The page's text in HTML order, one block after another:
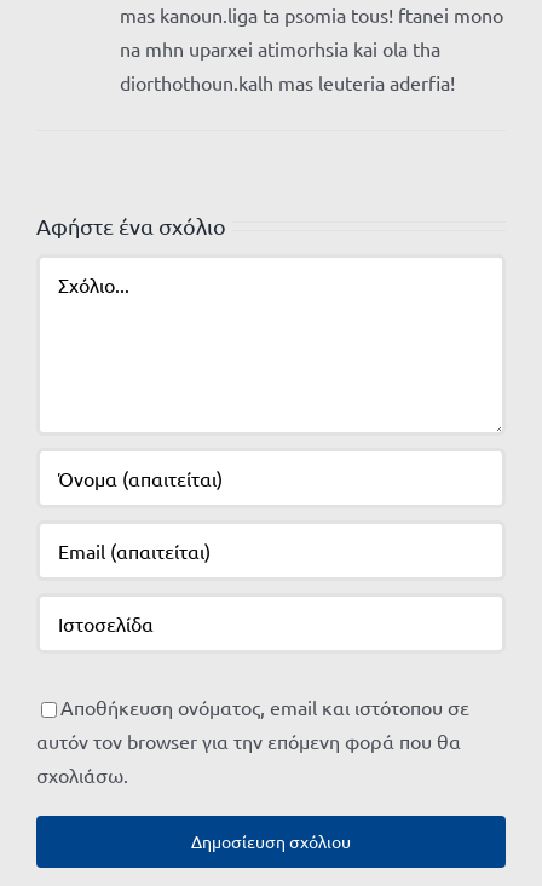
mas kanoun.liga ta psomia tous! ftanei mono
na mhn uparxei atimorhsia kai ola tha
diorthothoun.kalh mas leuteria aderfia!
Αφήστε ένα σχόλιο
Αποθήκευση ονόματος, email και ιστότοπου σε
αυτόν τον browser για την επόμενη φορά που θα
σχολιάσω.